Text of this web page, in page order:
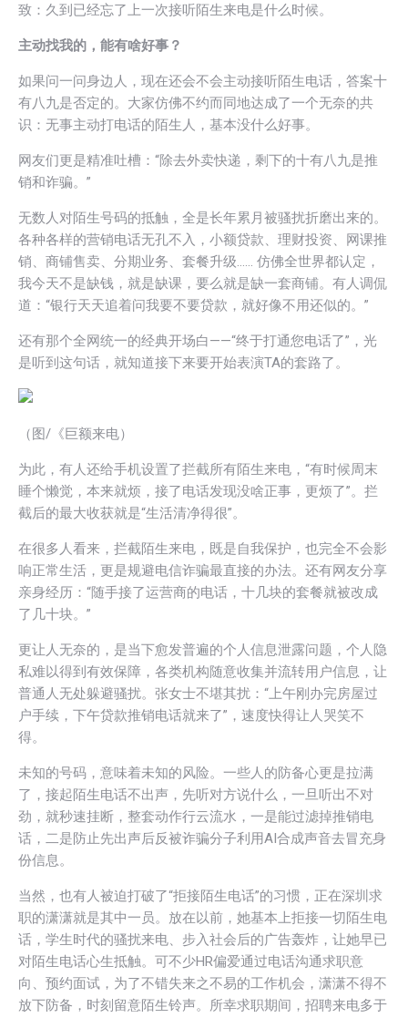
致：久到已经忘了上一次接听陌生来电是什么时候。
主动找我的，能有啥好事？
如果问一问身边人，现在还会不会主动接听陌生电话，答案十
有八九是否定的。大家仿佛不约而同地达成了一个无奈的共
识：无事主动打电话的陌生人，基本没什么好事。
网友们更是精准吐槽：“除去外卖快递，剩下的十有八九是推
销和诈骗。”
无数人对陌生号码的抵触，全是长年累月被骚扰折磨出来的。
各种各样的营销电话无孔不入，小额贷款、理财投资、网课推
销、商铺售卖、分期业务、套餐升级…… 仿佛全世界都认定，
我今天不是缺钱，就是缺课，要么就是缺一套商铺。有人调侃
道：“银行天天追着问我要不要贷款，就好像不用还似的。”
还有那个全网统一的经典开场白——“终于打通您电话了”，光
是听到这句话，就知道接下来要开始表演TA的套路了。
（图/《巨额来电）
为此，有人还给手机设置了拦截所有陌生来电，“有时候周末
睡个懒觉，本来就烦，接了电话发现没啥正事，更烦了”。拦
截后的最大收获就是“生活清净得很”。
在很多人看来，拦截陌生来电，既是自我保护，也完全不会影
响正常生活，更是规避电信诈骗最直接的办法。还有网友分享
亲身经历：“随手接了运营商的电话，十几块的套餐就被改成
了几十块。”
更让人无奈的，是当下愈发普遍的个人信息泄露问题，个人隐
私难以得到有效保障，各类机构随意收集并流转用户信息，让
普通人无处躲避骚扰。张女士不堪其扰：“上午刚办完房屋过
户手续，下午贷款推销电话就来了”，速度快得让人哭笑不
得。
未知的号码，意味着未知的风险。一些人的防备心更是拉满
了，接起陌生电话不出声，先听对方说什么，一旦听出不对
劲，就秒速挂断，整套动作行云流水，一是能过滤掉推销电
话，二是防止先出声后反被诈骗分子利用AI合成声音去冒充身
份信息。
当然，也有人被迫打破了“拒接陌生电话”的习惯，正在深圳求
职的潇潇就是其中一员。放在以前，她基本上拒接一切陌生电
话，学生时代的骚扰来电、步入社会后的广告轰炸，让她早已
对陌生电话心生抵触。可不少HR偏爱通过电话沟通求职意
向、预约面试，为了不错失来之不易的工作机会，潇潇不得不
放下防备，时刻留意陌生铃声。所幸求职期间，招聘来电多于